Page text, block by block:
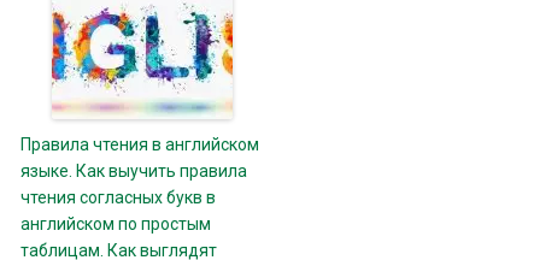
Правила чтения в английском
языке. Как выучить правила
чтения согласных букв в
английском по простым
таблицам. Как выглядят